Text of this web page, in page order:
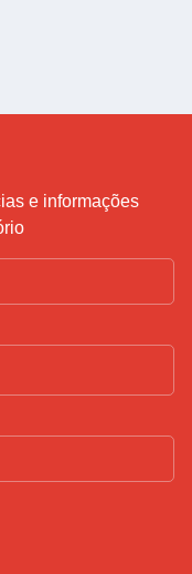
e informações